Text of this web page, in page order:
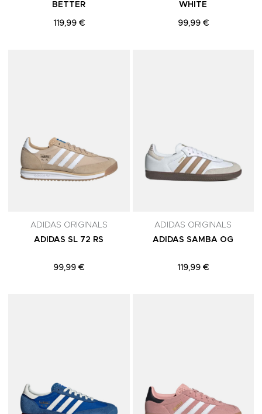
BETTER
119,99 €
WHITE
99,99 €
ADIDAS ORIGINALS
ADIDAS SL 72 RS
99,99 €
ADIDAS ORIGINALS
ADIDAS SAMBA OG
119,99 €